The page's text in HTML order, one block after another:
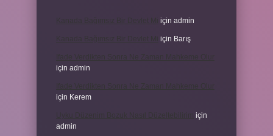
için admin
için Barış
için admin
için Kerem
için
admin